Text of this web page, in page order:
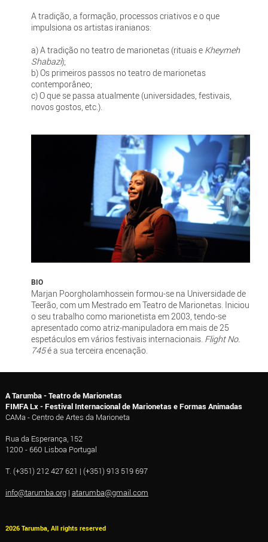
A tradição, a formação, processos criativos e o que
impulsiona os artistas iranianos:
a) A tradição no teatro de marionetas (rituais e Kheymeh
Shabazi);
b) Os primeiros passos no teatro de marionetas
contemporâneo;
c) O que se passa atualmente (universidades, festivais,
novos gostos, etc.).
BIO
Marjan Poorgholamhossein formou-se na Universidade de
Teerão, com um Mestrado em Teatro de Marionetas. Iniciou
o seu trabalho como marionetista em 2003, tendo-se
apresentado como atriz-manipuladora em mais de 25
espetáculos em vários festivais internacionais. Flight No.
745é a sua terceira encenação.
A Tarumba - Teatro de Marionetas
FIMFA Lx - Festival Internacional de Marionetas e Formas Animadas
CAMa - Centro de Artes da Marioneta
Rua da Esperança, 152
1200 - 660 Lisboa Portugal
T. (+351) 212 427 621 | (+351) 913 519 697
info@tarumba.org| atarumba@gmail.com
2026 Tarumba, All rights reserved